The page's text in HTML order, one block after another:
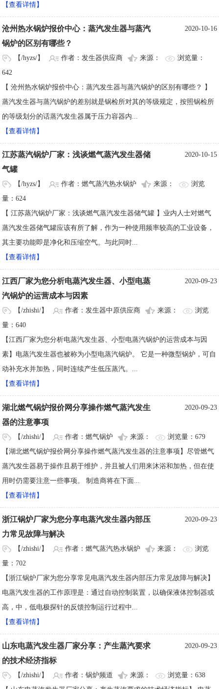
【查看详情】
沧州热水锅炉报价中心：蒸汽发生器与蒸汽
锅炉的区别有哪些？
2020-10-16
【/hyzs/】 作者：发生器供应商 来源：
浏览量：
642
【 沧州热水锅炉报价中心：蒸汽发生器与蒸汽锅炉的区别有哪些？ 】
蒸汽发生器与蒸汽锅炉的差别就是锅检所对其的等级规定，按照锅检所
的等级划分的话蒸汽发生器属于压力容器内...
【查看详情】
江苏蒸汽锅炉厂家：浅谈燃气蒸汽发生器储
气罐
2020-10-15
【/hyzs/】 作者：燃气蒸汽热水锅炉 来源：
浏览
量：624
【 江苏蒸汽锅炉厂家：浅谈燃气蒸汽发生器储气罐 】业内人士对燃气
蒸汽发生器储气罐应该有所了解，作为一种使用频率较高的工业设备，
其主要功能即是净化和压缩空气。与此同时...
【查看详情】
江西厂家为您分析电蒸汽发生器、小型电蒸
汽锅炉的运营成本与因素
2020-09-23
【/zhishi/】 作者：发生器中原供应商 来源：
浏览
量：640
【江西厂家为您分析电蒸汽发生器、小型电蒸汽锅炉的运营成本与因
素】电蒸汽发生器也被称为小型电蒸汽锅炉。 它是一种微型锅炉，可自
动补充水并加热，同时连续产生低压蒸汽。...
【查看详情】
湖北燃气锅炉报价网分享操作燃气蒸汽发生
器的注意事项
2020-09-23
【/zhishi/】 作者：燃气锅炉 来源：
浏览量：679
【湖北燃气锅炉报价网分享操作燃气蒸汽发生器的注意事项】尽管燃气
蒸汽发生器易于操作且易于维护，并且被人们用来沐浴和加热，但在使
用时仍需要注意一些事项。 制造商将在下面...
【查看详情】
浙江锅炉厂家为您分享电蒸汽发生器内部压
力常见故障与解决
2020-09-23
【/zhishi/】 作者：燃气蒸汽热水锅炉 来源：
浏览
量：702
【浙江锅炉厂家为您分享常见电蒸汽发生器内部压力常见故障与解决】
电蒸汽发生器的工作原理是：通过自动控制装置，以确保液体控制器或
高，中，低电极探针的反馈控制运行过程中...
【查看详情】
山东电蒸汽发生器厂家分享：产生蒸汽要求
的技术经济指标
2020-09-23
【/zhishi/】 作者：锅炉频道 来源：
浏览量：638